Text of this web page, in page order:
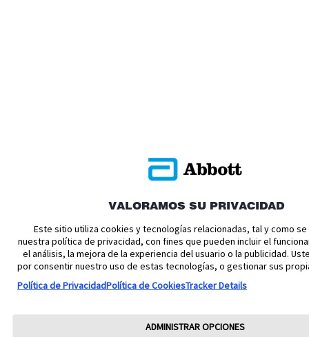
VALORAMOS SU PRIVACIDAD
Este sitio utiliza cookies y tecnologías relacionadas, tal y como
nuestra política de privacidad, con fines que pueden incluir el
el análisis, la mejora de la experiencia del usuario o la publicidad.
por consentir nuestro uso de estas tecnologías, o gestionar sus
Política de PrivacidadPolítica de CookiesTracker Details
ADMINISTRAR OPCIONES